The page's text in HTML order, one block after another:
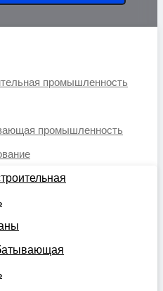
промышленность
промышленность